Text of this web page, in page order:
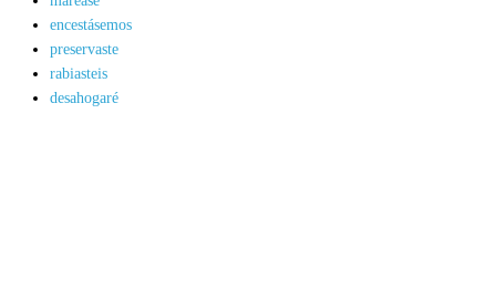
encestásemos
preservaste
rabiasteis
desahogaré